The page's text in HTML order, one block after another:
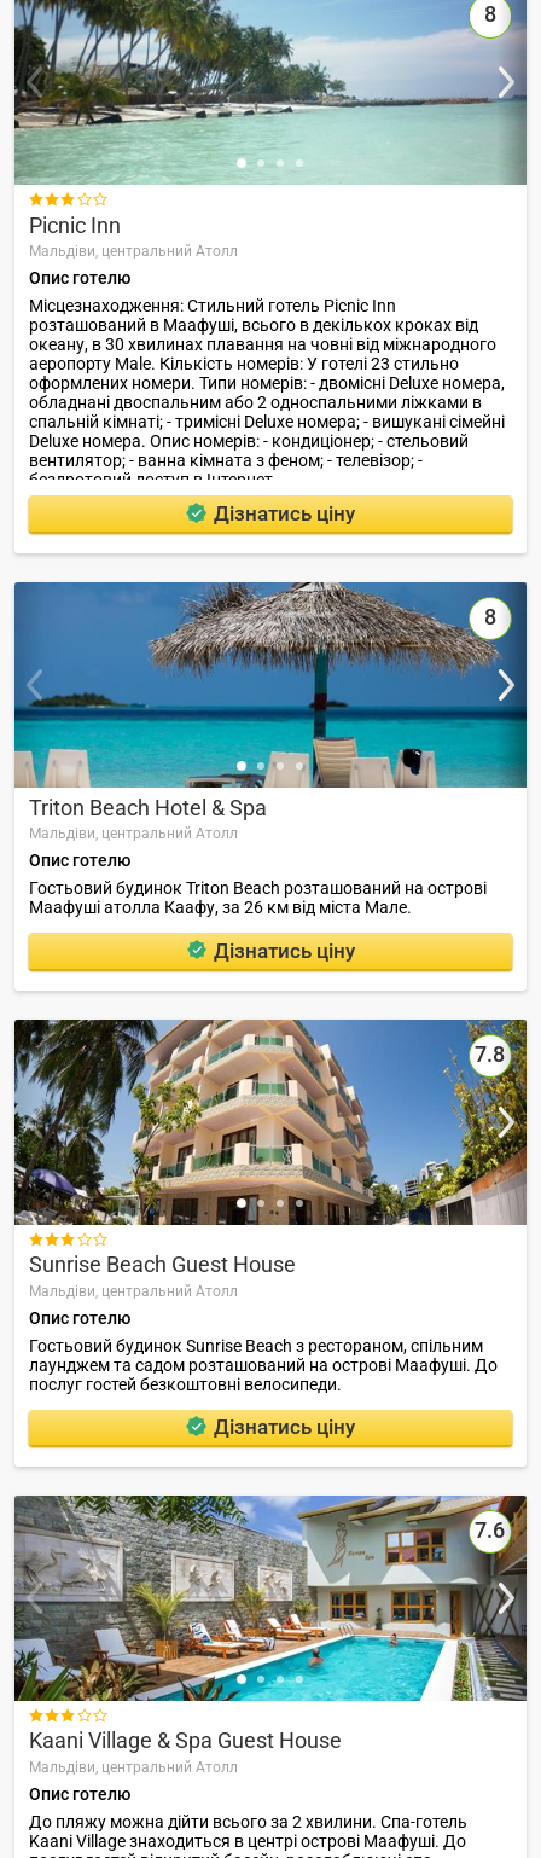
8

Picnic Inn
Мальдіви, центральний Атолл
Опис готелю
Місцезнаходження: Стильний готель Picnic Inn
розташований в Маафуші, всього в декількох кроках від
океану, в 30 хвилинах плавання на човні від міжнародного
аеропорту Male. Кількість номерів: У готелі 23 стильно
оформлених номери. Типи номерів: - двомісні Deluxe номера,
обладнані двоспальним або 2 односпальними ліжками в
спальній кімнаті; - тримісні Deluxe номера; - вишукані сімейні
Deluxe номера. Опис номерів: - кондиціонер; - стельовий
вентилятор; - ванна кімната з феном; - телевізор; -
бездротовий доступ в Інтернет.
Дізнатись ціну
8
Triton Beach Hotel & Spa
Мальдіви, центральний Атолл
Опис готелю
Гостьовий будинок Triton Beach розташований на острові
Маафуші атолла Каафу, за 26 км від міста Мале.
Дізнатись ціну
7.8

Sunrise Beach Guest House
Мальдіви, центральний Атолл
Опис готелю
Гостьовий будинок Sunrise Beach з рестораном, спільним
лаунджем та садом розташований на острові Маафуші. До
послуг гостей безкоштовні велосипеди.
Дізнатись ціну
7.6

Kaani Village & Spa Guest House
Мальдіви, центральний Атолл
Опис готелю
До пляжу можна дійти всього за 2 хвилини. Спа-готель
Kaani Village знаходиться в центрі острові Маафуші. До